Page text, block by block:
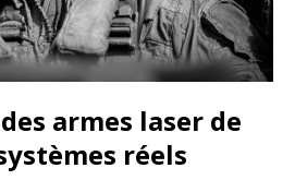
armes laser de
réels